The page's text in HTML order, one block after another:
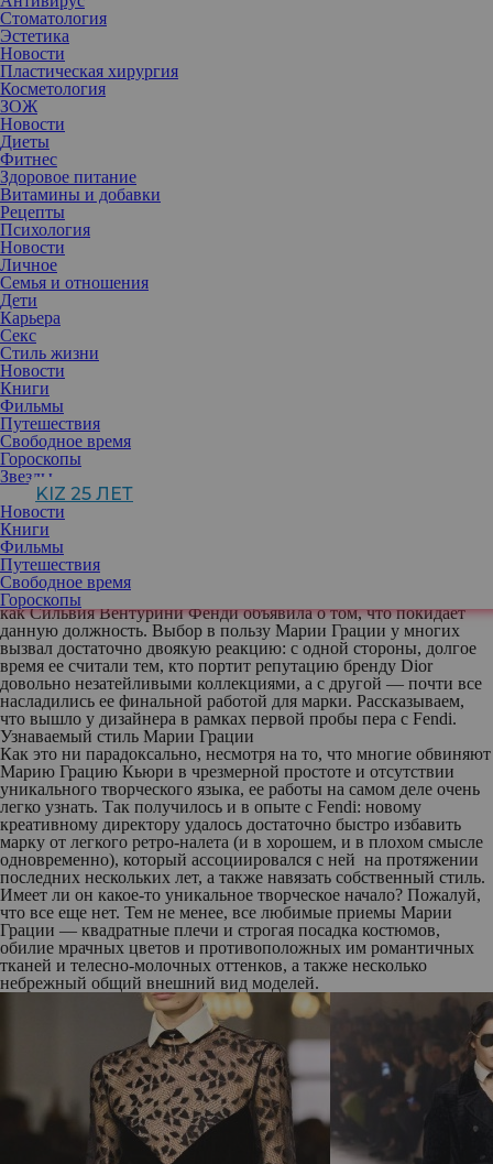
Стоматология
Эстетика
Новости
Пластическая хирургия
Косметология
ЗОЖ
Новости
Диеты
Фитнес
Здоровое питание
Витамины и добавки
Рецепты
Психология
Новости
Личное
Семья и отношения
Дети
Карьера
Секс
Стиль жизни
Новости
Книги
Фильмы
Путешествия
Свободное время
Гороскопы
Звезды
KIZ 25 ЛЕТ
Новости
Книги
Фильмы
Путешествия
Свободное время
Гороскопы
25 февраля в Милане стартовала местная Неделя моды, в рамках
которой бренды презентовали свои коллекции для следующего
осенне-зимнего сезона. Что уж говорить, начало получилось
достаточно ярким — открылось мероприятие дебютом Марии
Грации Кьюри на посту креативного директора марки Fendi.
Рассказываем, чем нам запомнится этот показ.
Миланская неделя моды в этот раз стала, пожалуй, самой
ожидаемой из всей «большой четверки» в индустрии. Причиной
этому стало большое количество дебютов, которые или уже
успели состояться, или только предстоят. Ярчайшим из них и
наиболее обсуждаемым задолго до реального шоу стал показ
итальянского люксового бренда Fendi, где на посту креативного
директора дебютировала Мария Грация Кьюри. О назначении
дизайнера, ранее работавшей на аналогичной позиции в Dior,
стало известно в конце прошлого года, почти сразу после того,
как Сильвия Вентурини Фенди объявила о том, что покидает
данную должность. Выбор в пользу Марии Грации у многих
вызвал достаточно двоякую реакцию: с одной стороны, долгое
время ее считали тем, кто портит репутацию бренду Dior
довольно незатейливыми коллекциями, а с другой — почти все
насладились ее финальной работой для марки. Рассказываем,
что вышло у дизайнера в рамках первой пробы пера с Fendi.
Узнаваемый стиль Марии Грации
Как это ни парадоксально, несмотря на то, что многие обвиняют
Марию Грацию Кьюри в чрезмерной простоте и отсутствии
уникального творческого языка, ее работы на самом деле очень
легко узнать. Так получилось и в опыте с Fendi: новому
креативному директору удалось достаточно быстро избавить
марку от легкого ретро-налета (и в хорошем, и в плохом смысле
одновременно), который ассоциировался с ней на протяжении
последних нескольких лет, а также навязать собственный стиль.
Имеет ли он какое-то уникальное творческое начало? Пожалуй,
что все еще нет. Тем не менее, все любимые приемы Марии
Грации — квадратные плечи и строгая посадка костюмов,
обилие мрачных цветов и противоположных им романтичных
тканей и телесно-молочных оттенков, а также несколько
небрежный общий внешний вид моделей.